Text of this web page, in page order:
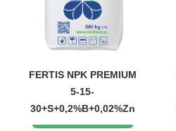
FERTIS NPK PREMIUM
5-15-
30+S+0,2%B+0,02%Zn